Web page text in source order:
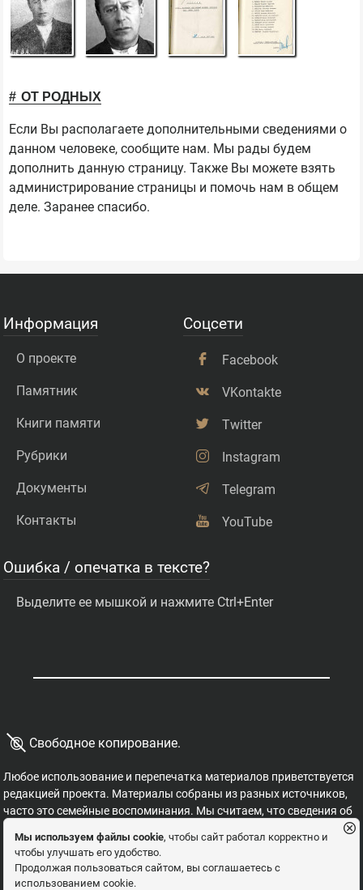
ОТ РОДНЫХ
Если Вы располагаете дополнительными сведениями о
данном человеке, сообщите нам. Мы рады будем
дополнить данную страницу. Также Вы можете взять
администрирование страницы и помочь нам в общем
деле. Заранее спасибо.
Информация
О проекте
Памятник
Книги памяти
Рубрики
Документы
Контакты
Соцсети
Facebook
VKontakte
Twitter
Instagram
Telegram
YouTube
Ошибка / опечатка в тексте?
Выделите ее мышкой и нажмите Ctrl+Enter
© Свободное копирование.
Любое использование и перепечатка материалов приветствуется
редакцией проекта. Материалы собраны из разных источников,
часто это семейные воспоминания. Мы считаем, что сведения об
этих важных страницах истории должны быть свободными для
распространения, на них не могут накладываться никакие
ограничения. Это наша история, и мы обязаны ее знать,
сохранять и рассказывать детям.
Мы используем файлы cookie, чтобы сайт работал корректно и
чтобы улучшать его удобство.
Продолжая пользоваться сайтом, вы соглашаетесь с
использованием cookie.